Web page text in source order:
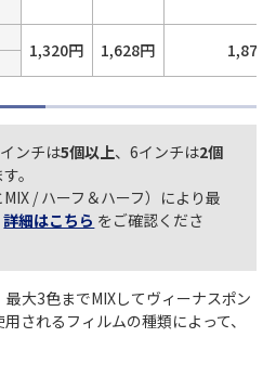
1,320円 1,628円 1,870
ンチは5個以上、6インチは2個
。
/ ハーフ＆ハーフ）により最
詳細はこちら をご確認くださ
大3色までMIXしてヴィーナスポン
されるフィルムの種類によって、